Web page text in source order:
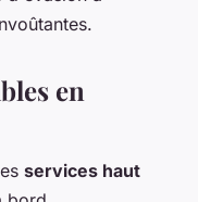
en
services haut